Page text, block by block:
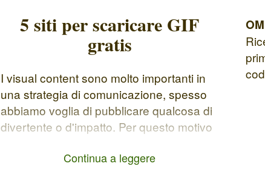
5 siti per scaricare GIF
gratis
I visual content sono molto importanti in
una strategia di comunicazione, spesso
abbiamo voglia di pubblicare qualcosa di
divertente o d'impatto. Per questo motivo
GIF gratis per i tuoi canali di
Continua a leggere